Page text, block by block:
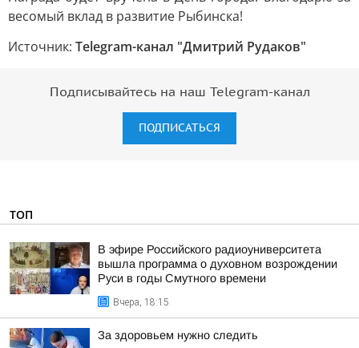
весомый вклад в развитие Рыбинска!
Источник: Telegram-канал "Дмитрий Рудаков"
Подписывайтесь на наш Telegram-канал
ПОДПИСАТЬСЯ
ТОП
В эфире Российского радиоуниверситета
вышла программа о духовном возрождении
Руси в годы Смутного времени
Вчера, 18:15
За здоровьем нужно следить